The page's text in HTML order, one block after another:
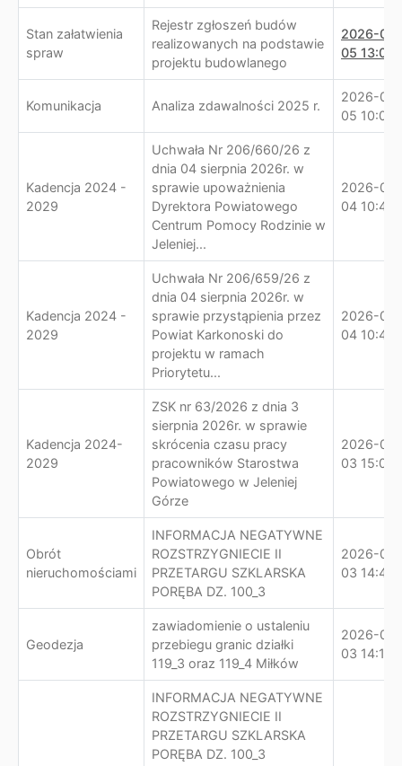
Stan załatwienia
spraw
Rejestr zgłoszeń budów
realizowanych na podstawie
projektu budowlanego
2026-08-
05
Komunikacja Analiza zdawalności 2025 r.
2026-08-
05
Kadencja 2024 -
2029
Uchwała Nr 206/660/26 z
dnia 04 sierpnia 2026r. w
sprawie upoważnienia
Dyrektora Powiatowego
Centrum Pomocy Rodzinie w
Jeleniej...
2026-08-
04
Kadencja 2024 -
2029
Uchwała Nr 206/659/26 z
dnia 04 sierpnia 2026r. w
sprawie przystąpienia przez
Powiat Karkonoski do
projektu w ramach
Priorytetu...
2026-08-
04
Kadencja 2024-
2029
ZSK nr 63/2026 z dnia 3
sierpnia 2026r. w sprawie
skrócenia czasu pracy
pracowników Starostwa
Powiatowego w Jeleniej
Górze
2026-08-
03
Obrót
nieruchomościami
INFORMACJA NEGATYWNE
ROZSTRZYGNIECIE II
PRZETARGU SZKLARSKA
PORĘBA DZ. 100_3
2026-08-
03
Geodezja
zawiadomienie o ustaleniu
przebiegu granic działki
119_3 oraz 119_4 Miłków
2026-08-
03
INFORMACJA NEGATYWNE
ROZSTRZYGNIECIE II
PRZETARGU SZKLARSKA
PORĘBA DZ. 100_3